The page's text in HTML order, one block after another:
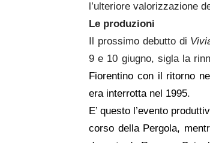
l’ulteriore valorizzazione
Le produzioni
Il prossimo debutto di
9 e 10 giugno, sigla la
Fiorentino con il ritorno
era interrotta nel 1995.
E’ questo l’evento
corso della Pergola,